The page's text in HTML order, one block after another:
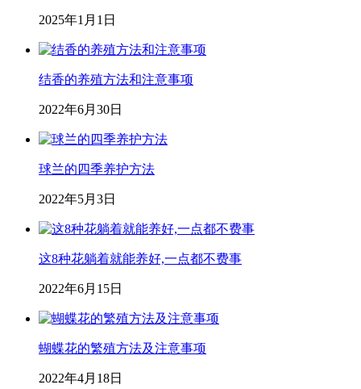
2025年1月1日
结香的养殖方法和注意事项
2022年6月30日
球兰的四季养护方法
2022年5月3日
这8种花躺着就能养好,一点都不费事
2022年6月15日
蝴蝶花的繁殖方法及注意事项
2022年4月18日